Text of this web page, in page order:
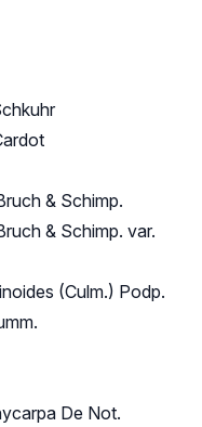
& Schimp.
& Schimp. var.
(Culm.) Podp.
De Not.